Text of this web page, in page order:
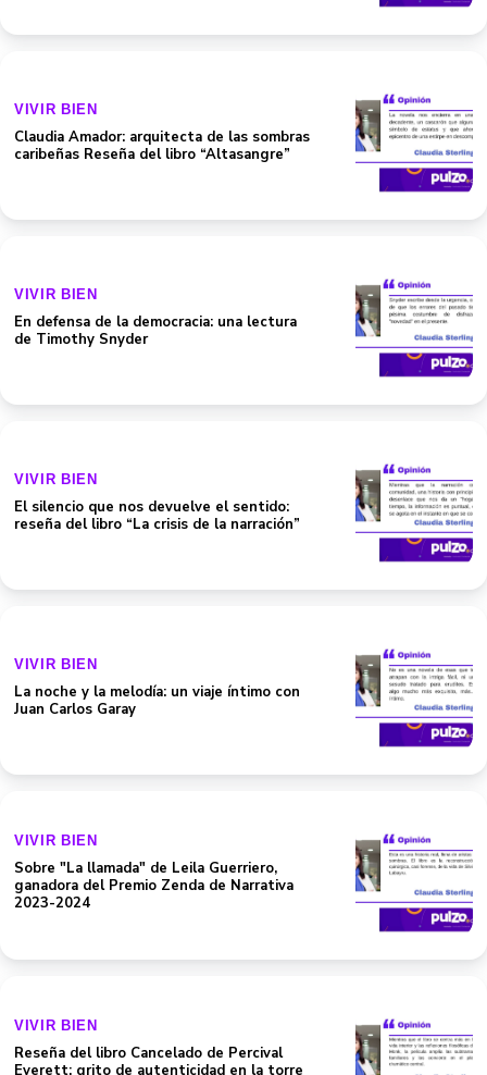
VIVIR BIEN
Claudia Amador: arquitecta de las sombras
caribeñas Reseña del libro “Altasangre”
VIVIR BIEN
En defensa de la democracia: una lectura
de Timothy Snyder
VIVIR BIEN
El silencio que nos devuelve el sentido:
reseña del libro “La crisis de la narración”
VIVIR BIEN
La noche y la melodía: un viaje íntimo con
Juan Carlos Garay
VIVIR BIEN
Sobre "La llamada" de Leila Guerriero,
ganadora del Premio Zenda de Narrativa
2023-2024
VIVIR BIEN
Reseña del libro Cancelado de Percival
Everett: grito de autenticidad en la torre